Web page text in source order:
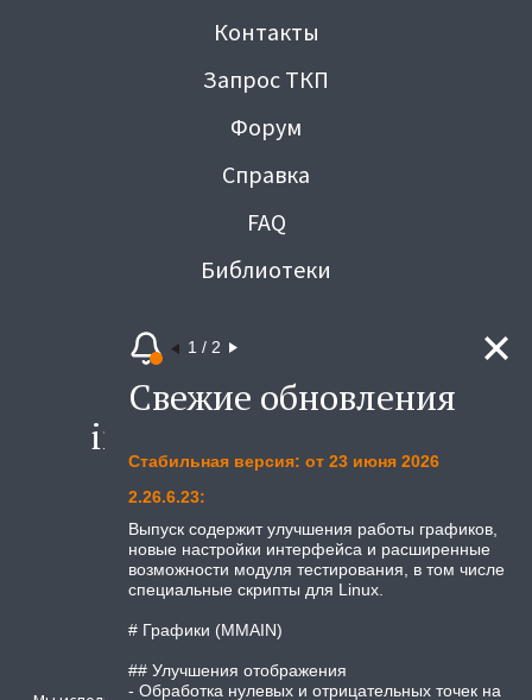
Контакты
Запрос ТКП
Форум
Справка
FAQ
Библиотеки
info@3v-services.com
Возникли вопросы? Напишите нам.
Москва, м. Цветной бульвар,
ул. Трубная
д. 25к1
1 / 2
Свежие обновления
Стабильная версия: от 23 июня 2026
2.26.6.23:
Выпуск содержит улучшения работы графиков,
новые настройки интерфейса и расширенные
возможности модуля тестирования, в том числе
специальные скрипты для Linux.
# Графики (MMAIN)
## Улучшения отображения
- Обработка нулевых и отрицательных точек на